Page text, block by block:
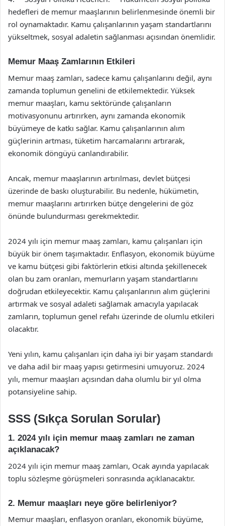
hedefleri de memur maaşlarının belirlenmesinde önemli bir
rol oynamaktadır. Kamu çalışanlarının yaşam standartlarını
yükseltmek, sosyal adaletin sağlanması açısından önemlidir.
Memur Maaş Zamlarının Etkileri
Memur maaş zamları, sadece kamu çalışanlarını değil, aynı
zamanda toplumun genelini de etkilemektedir. Yüksek
memur maaşları, kamu sektöründe çalışanların
motivasyonunu artırırken, aynı zamanda ekonomik
büyümeye de katkı sağlar. Kamu çalışanlarının alım
güçlerinin artması, tüketim harcamalarını artırarak,
ekonomik döngüyü canlandırabilir.
Ancak, memur maaşlarının artırılması, devlet bütçesi
üzerinde de baskı oluşturabilir. Bu nedenle, hükümetin,
memur maaşlarını artırırken bütçe dengelerini de göz
önünde bulundurması gerekmektedir.
2024 yılı için memur maaş zamları, kamu çalışanları için
büyük bir önem taşımaktadır. Enflasyon, ekonomik büyüme
ve kamu bütçesi gibi faktörlerin etkisi altında şekillenecek
olan bu zam oranları, memurların yaşam standartlarını
doğrudan etkileyecektir. Kamu çalışanlarının alım güçlerini
artırmak ve sosyal adaleti sağlamak amacıyla yapılacak
zamların, toplumun genel refahı üzerinde de olumlu etkileri
olacaktır.
Yeni yılın, kamu çalışanları için daha iyi bir yaşam standardı
ve daha adil bir maaş yapısı getirmesini umuyoruz. 2024
yılı, memur maaşları açısından daha olumlu bir yıl olma
potansiyeline sahip.
SSS (Sıkça Sorulan Sorular)
1. 2024 yılı için memur maaş zamları ne zaman
açıklanacak?
2024 yılı için memur maaş zamları, Ocak ayında yapılacak
toplu sözleşme görüşmeleri sonrasında açıklanacaktır.
2. Memur maaşları neye göre belirleniyor?
Memur maaşları, enflasyon oranları, ekonomik büyüme,